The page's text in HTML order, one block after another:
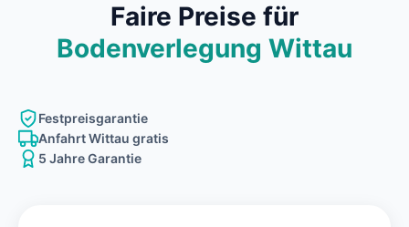
Faire Preise für
Bodenverlegung Wittau
Festpreisgarantie
Anfahrt Wittau gratis
5 Jahre Garantie